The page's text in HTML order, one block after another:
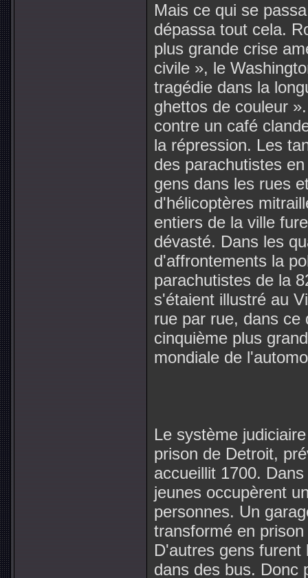
Mais ce qui se
dépassa tout cela.
plus grande crise
civile », le
tragédie dans la
ghettos de couleur
contre un café
la répression. Les
des parachutistes
gens dans les rues
d'hélicoptères
entiers de la ville
dévasté. Dans les
d'affrontements la
parachutistes de la
s'étaient illustré au
rue par rue, dans ce
cinquième plus
mondiale de
Le système
prison de Detroit,
accueillit 1700.
jeunes occupèrent
personnes. Un
transformé en
D'autres gens furent
dans des bus. Donc